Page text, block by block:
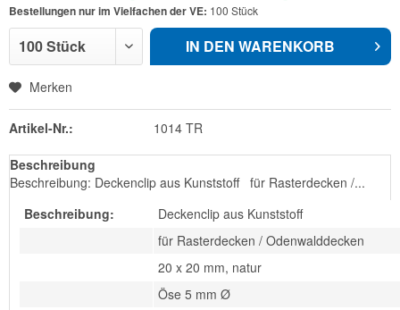
Bestellungen nur im Vielfachen der VE: 100 Stück
IN DEN WARENKORB
Merken
Artikel-Nr.: 1014 TR
Beschreibung
Beschreibung: Deckenclip aus Kunststoff für Rasterdecken /...
Beschreibung:
Deckenclip aus Kunststoff
für Rasterdecken / Odenwalddecken
20 x 20 mm, natur
Öse 5 mm Ø